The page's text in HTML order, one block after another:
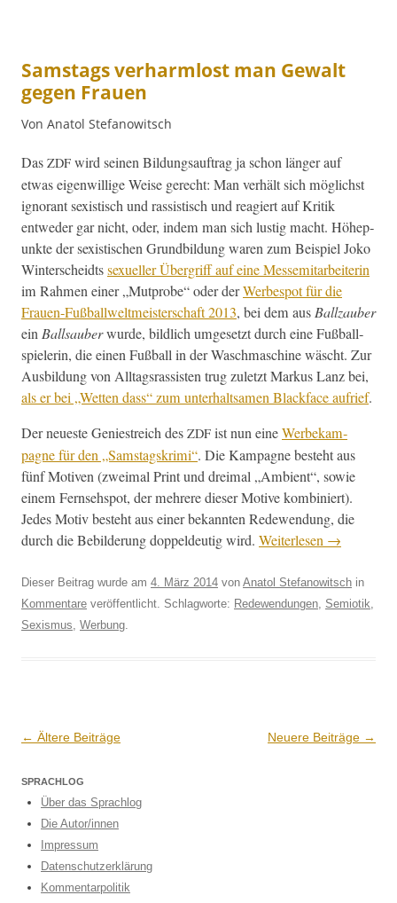
Samstags verharmlost man Gewalt
gegen Frauen
Von Anatol Stefanowitsch
Das ZDF wird seinen Bil­dungsauf­trag ja schon länger auf
etwas eigen­willige Weise gerecht: Man ver­hält sich möglichst
igno­rant sex­is­tisch und ras­sis­tisch und reagiert auf Kri­tik
entwed­er gar nicht, oder, indem man sich lustig macht. Höhep­
unk­te der sex­is­tis­chen Grund­bil­dung waren zum Beispiel Joko
Win­ter­schei­dtssex­ueller Über­griff auf eine Messemi­tar­bei­t­erin
im Rah­men ein­er „Mut­probe“ oder derWerbespot für die
Frauen-Fußball­welt­meis­ter­schaft 2013, bei dem aus Bal­lza­uber
ein Ball­sauberwurde, bildlich umge­set­zt durch eine Fußball­
spielerin, die einen Fußball in der Waschmas­chine wäscht. Zur
Aus­bil­dung von All­t­agsras­sis­ten trug zulet­zt Markus Lanz bei,
als er bei „Wet­ten dass“ zum unter­halt­samen Black­face aufrief.
Der neueste Geniestre­ich des ZDF ist nun eineWer­bekam­
pagne für den „Sam­stagskri­mi“. Die Kam­pagne beste­ht aus
fünf Motiv­en (zweimal Print und dreimal „Ambi­ent“, sowie
einem Fernsehspot, der mehrere dieser Motive kom­biniert).
Jedes Motiv beste­ht aus ein­er bekan­nten Redewen­dung, die
durch die Bebilderung dop­peldeutig wird. Weit­er­lesen →
Dieser Beitrag wurde am 4. März 2014 von Anatol Stefanowitsch in
Kommentare veröffentlicht. Schlagworte: Redewendungen Semiotik
Sexismus Werbung
Beitrags-
← Ältere Beiträge Neuere Beiträge →
SPRACHLOG
Über das Sprachlog
Die Autor/innen
Impressum
Datenschutzerklärung
Kommentarpolitik